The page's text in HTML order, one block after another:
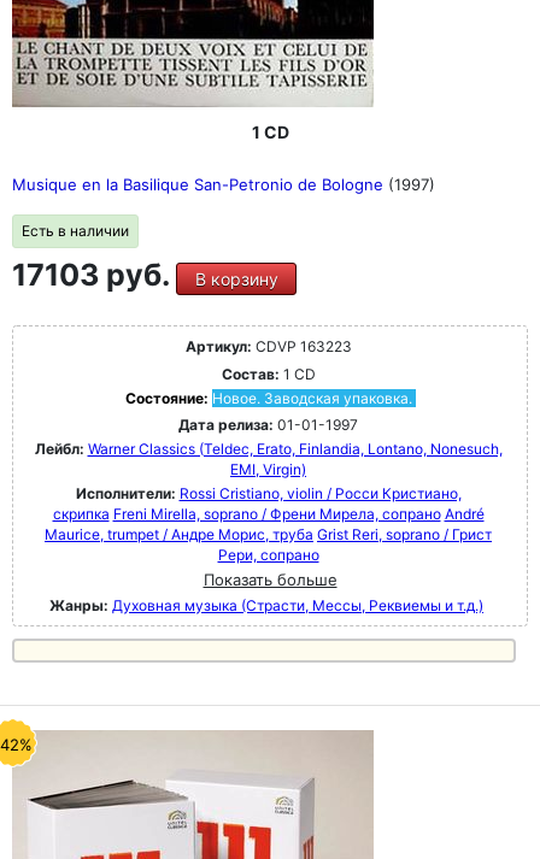
1 CD
Musique en la Basilique San-Petronio de Bologne (1997)
Есть в наличии
17103 руб. В корзину
Артикул: CDVP 163223
Состав: 1 CD
Состояние: Новое. Заводская упаковка.
Дата релиза: 01-01-1997
Лейбл: Warner Classics (Teldec, Erato, Finlandia, Lontano, Nonesuch,
EMI, Virgin)
Исполнители: Rossi Cristiano, violin / Росси Кристиано,
скрипка Freni Mirella, soprano / Френи Мирела, сопрано André
Maurice, trumpet / Андре Морис, труба Grist Reri, soprano / Грист
Рери, сопрано
Показать больше
Жанры: Духовная музыка (Страсти, Мессы, Реквиемы и т.д.)